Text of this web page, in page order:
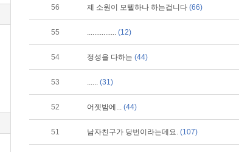
56 제 소원이 모텔하나 하는겁니다 (66)
55 ................ (12)
54 정성을 다하는 (44)
53 ...... (31)
52 어젯밤에... (44)
51 남자친구가 당번이라는데요. (107)